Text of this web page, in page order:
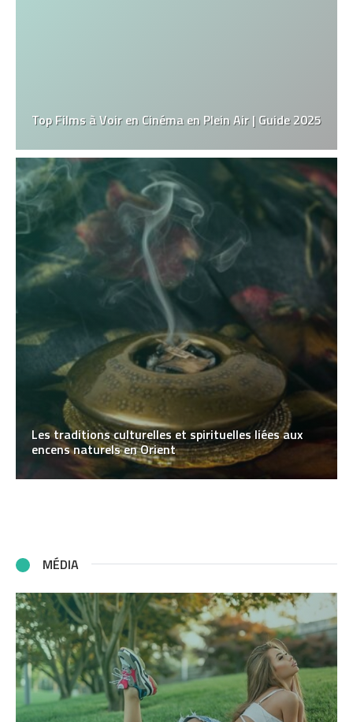
Top Films à Voir en Cinéma en Plein Air | Guide 2025
Les traditions culturelles et spirituelles liées aux
encens naturels en Orient
MÉDIA